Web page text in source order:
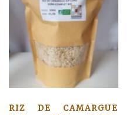
RIZ DE CAMARGUE